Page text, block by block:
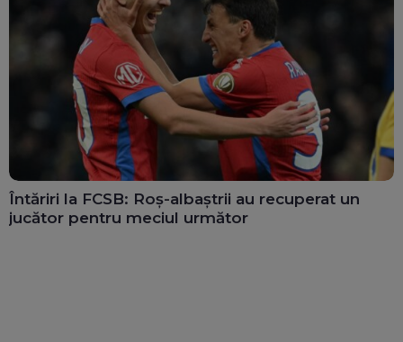
Întăriri la FCSB: Roș-albaștrii au recuperat un
jucător pentru meciul următor